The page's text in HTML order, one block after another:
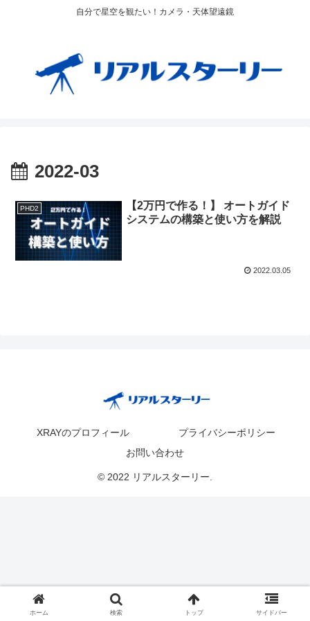
自分で星空を観たい！カメラ・天体望遠鏡
2022-03
PHD2
【2万円で作る！】 オートガイド
システムの構築と使い方を解説
2022.03.05
XRAYのプロフィール
プライバシーポリシー
お問い合わせ
© 2022 リアルスターリー.
ホーム 検索 トップ サイドバー